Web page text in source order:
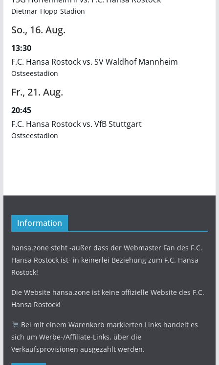
Dietmar-Hopp-Stadion
So., 16. Aug.
13:30
F.C. Hansa Rostock vs. SV Waldhof Mannheim
Ostseestadion
Fr., 21. Aug.
20:45
F.C. Hansa Rostock vs. VfB Stuttgart
Ostseestadion
Information
hansa.zone steht -außer dass der Webmaster Fan des F.C.
Hansa Rostock ist- in keinerlei Beziehung zum F.C. Hansa
Rostock!
Die Website hansa.zone ist keine offizielle Website des F.C.
Hansa Rostock!
Bei mit einem Warenkorb markierten Links handelt es
sich um Werbe-/Affiliate-Links, über die
Verkaufsprovisionen ausgezahlt werden.